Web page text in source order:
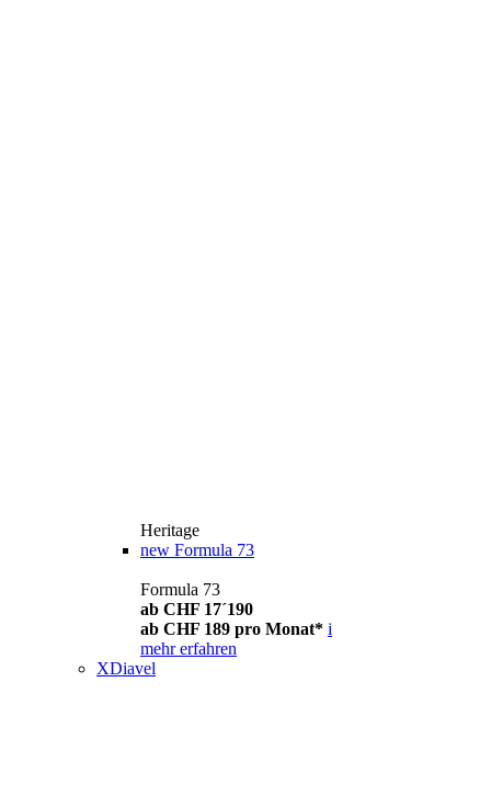
Heritage
new Formula 73
Formula 73
ab CHF 17´190
ab CHF 189 pro Monat* i
mehr erfahren
XDiavel